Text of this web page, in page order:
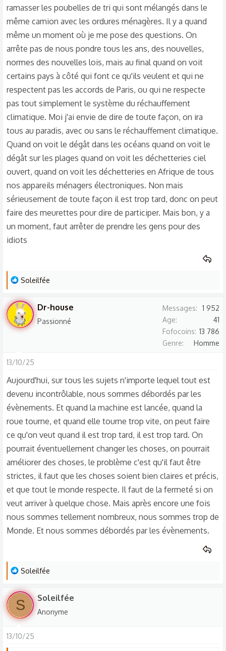
ramasser les poubelles de tri qui sont mélangés dans le
même camion avec les ordures ménagères. Il y a quand
même un moment où je me pose des questions. On
arrête pas de nous pondre tous les ans, des nouvelles,
normes des nouvelles lois, mais au final quand on voit
certains pays à côté qui font ce qu'ils veulent et qui ne
respectent pas les accords de Paris, ou qui ne respecte
pas tout simplement le système du réchauffement
climatique. Moi j'ai envie de dire de toute façon, on ira
tous au paradis, avec ou sans le réchauffement climatique.
Quand on voit le dégât dans les océans quand on voit le
dégât sur les plages quand on voit les déchetteries ciel
ouvert, quand on voit les déchetteries en Afrique de tous
nos appareils ménagers électroniques. Non mais
sérieusement de toute façon il est trop tard, donc on peut
faire des meurettes pour dire de participer. Mais bon, y a
un moment, faut arrêter de prendre les gens pour des
idiots
L
s
r
é
t
o
n
s
:
Soleilfée
Dr-house
Passionné
Messages
1 952
Age
41
Fofocoins 13 786
Genre
Homme
13/10/25
Aujourd'hui, sur tous les sujets n'importe lequel tout est
devenu incontrôlable, nous sommes débordés par les
évènements. Et quand la machine est lancée, quand la
roue tourne, et quand elle tourne trop vite, on peut faire
ce qu'on veut quand il est trop tard, il est trop tard. On
pourrait éventuellement changer les choses, on pourrait
améliorer des choses, le problème c'est qu'il faut être
strictes, il faut que les choses soient bien claires et précis,
et que tout le monde respecte. Il faut de la fermeté si on
veut arriver à quelque chose. Mais après encore une fois
nous sommes tellement nombreux, nous sommes trop de
Monde. Et nous sommes débordés par les évènements.
L
s
r
é
c
Soleilfée
S Soleilfée
Anonyme
13/10/25